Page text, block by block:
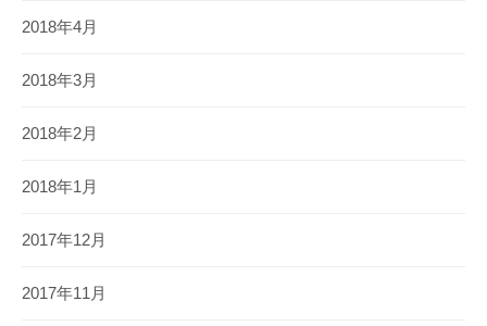
2018年4月
2018年3月
2018年2月
2018年1月
2017年12月
2017年11月